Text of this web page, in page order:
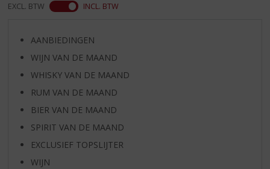
EXCL. BTW INCL. BTW
AANBIEDINGEN
WIJN VAN DE MAAND
WHISKY VAN DE MAAND
RUM VAN DE MAAND
BIER VAN DE MAAND
SPIRIT VAN DE MAAND
EXCLUSIEF TOPSLIJTER
WIJN